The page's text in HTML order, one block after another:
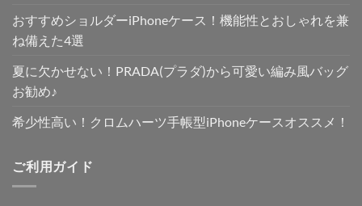
おすすめショルダーiPhoneケース！機能性とおしゃれを兼
ね備えた4選
夏に欠かせない！PRADA(プラダ)から可愛い編み風バッグ
お勧め♪
希少性高い！クロムハーツ手帳型iPhoneケースオススメ！
ご利用ガイド